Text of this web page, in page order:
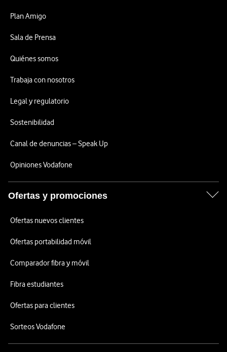
Plan Amigo
Sala de Prensa
Quiénes somos
Trabaja con nosotros
Legal y regulatorio
Sostenibilidad
Canal de denuncias – Speak Up
Opiniones Vodafone
Ofertas y promociones
Ofertas nuevos clientes
Ofertas portabilidad móvil
Comparador fibra y móvil
Fibra estudiantes
Ofertas para clientes
Sorteos Vodafone